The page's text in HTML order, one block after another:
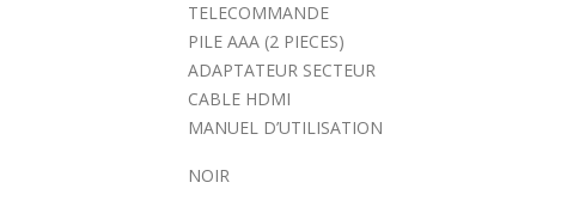
TELECOMMANDE
PILE AAA (2 PIECES)
ADAPTATEUR SECTEUR
CABLE HDMI
MANUEL D’UTILISATION
NOIR